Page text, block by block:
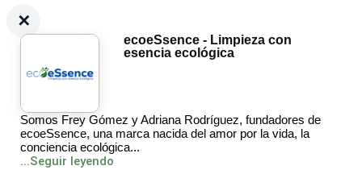
ecoeSsence - Limpieza con
esencia ecológica
Somos Frey Gómez y Adriana Rodríguez, fundadores de
ecoeSsence, una marca nacida del amor por la vida, la
conciencia ecológica...
...Seguir leyendo